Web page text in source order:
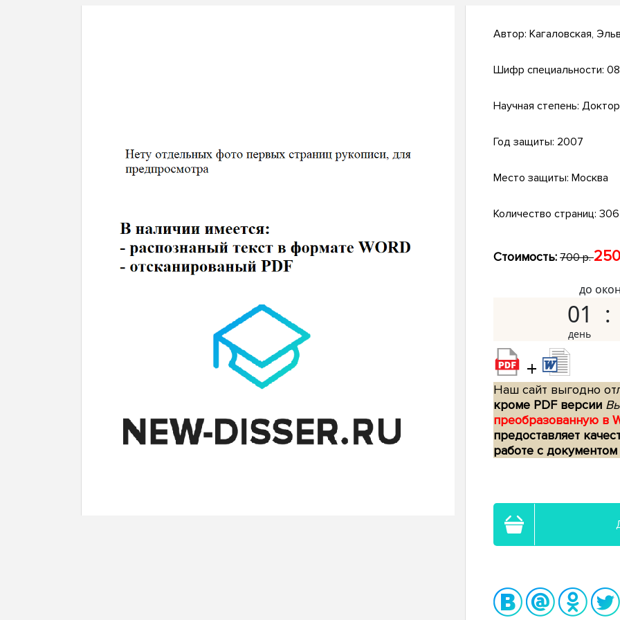
Автор: Кагаловская,
Шифр специальности:
Научная степень:
Год защиты: 2007
Место защиты: Москва
Количество страниц: 306
Стоимость: 700 р.
до
01
+
Наш сайт выгодно
кроме PDF версии
преобразованную в
предоставляет
работе с документом